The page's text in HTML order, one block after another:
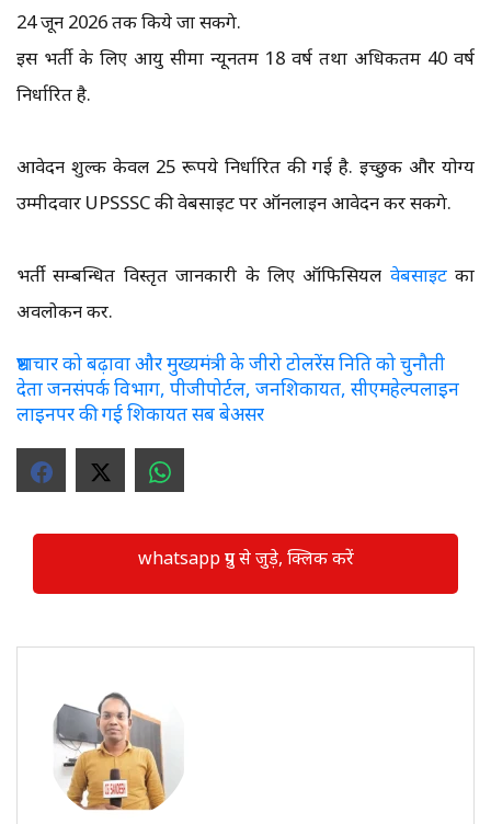
24 जून 2026 तक किये जा सकेंगे.
इस भर्ती के लिए आयु सीमा न्यूनतम 18 वर्ष तथा अधिकतम 40 वर्ष
निर्धारित है.
आवेदन शुल्क केवल 25 रूपये निर्धारित की गई है. इच्छुक और योग्य
उम्मीदवार UPSSSC की वेबसाइट पर ऑनलाइन आवेदन कर सकेंगे.
भर्ती सम्बन्धित विस्तृत जानकारी के लिए ऑफिसियल वेबसाइट का
अवलोकन करें.
भ्रष्टाचार को बढ़ावा और मुख्यमंत्री के जीरो टोलरेंस निति को चुनौती
देता जनसंपर्क विभाग, पीजीपोर्टल, जनशिकायत, सीएमहेल्पलाइन
लाइनपर की गई शिकायत सब बेअसर
whatsapp ग्रुप से जुड़े, क्लिक करें